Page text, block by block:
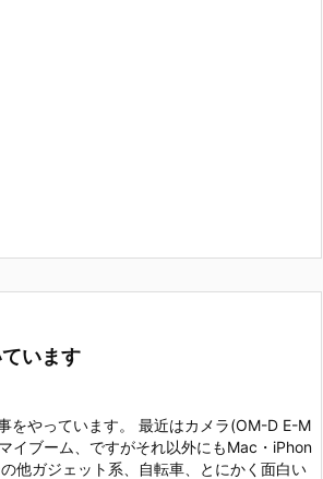
います
をやっています。 最近はカメラ(OM-D E-M
イブーム、ですがそれ以外にもMac・iPhon
他ガジェット系、自転車、とにかく面白い